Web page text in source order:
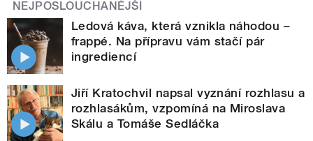
NEJPOSLOUCHANĚJŠÍ
Ledová káva, která vznikla náhodou –
frappé. Na přípravu vám stačí pár
ingrediencí
Jiří Kratochvil napsal vyznání rozhlasu a
rozhlasákům, vzpomíná na Miroslava
Skálu a Tomáše Sedláčka